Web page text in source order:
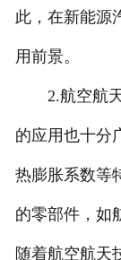
此，在新能源
用前景。
2.航空航天
的应用也十分
热膨胀系数等
的零部件，如
随着航空航天